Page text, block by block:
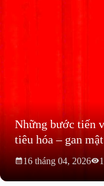
Những bước tiến
tiêu hóa – gan
16 tháng 04, 2026